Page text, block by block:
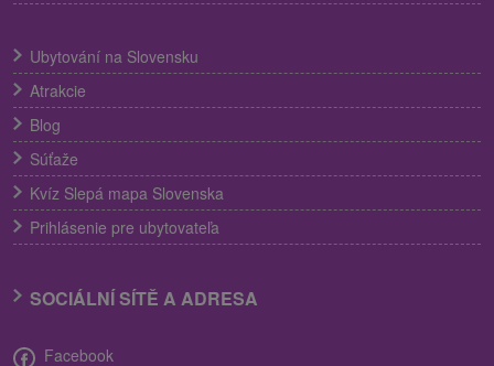
Ubytování na Slovensku
Atrakcie
Blog
Súťaže
Kvíz Slepá mapa Slovenska
Prihlásenie pre ubytovateľa
SOCIÁLNÍ SÍTĚ A ADRESA
Facebook